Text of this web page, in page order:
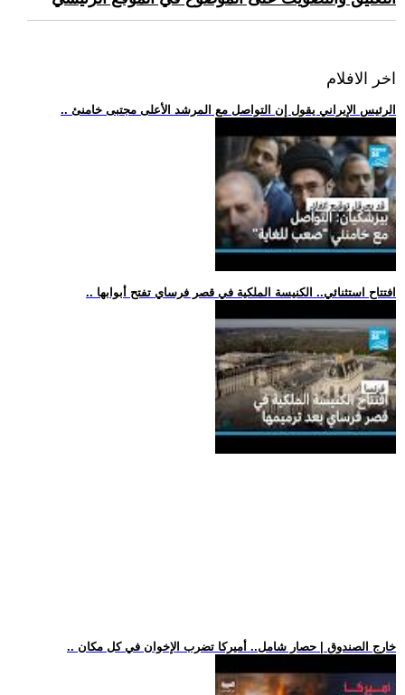
اخر الافلام
.. الرئيس الإيراني يقول إن التواصل مع المرشد الأعلى مجتبى خامنئ
.. افتتاح استثنائي.. الكنيسة الملكية في قصر فرساي تفتح أبوابها
.. خارج الصندوق | حصار شامل.. أميركا تضرب الإخوان في كل مكان